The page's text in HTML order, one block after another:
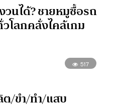
นได้? ชายหมูซื้อรถ
โลกคลั่งไคล้เกม
517
ต/ขำ/ทำ/แสบ